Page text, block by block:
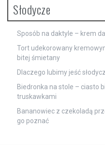
Słodycze
Sposób na daktyle – krem
Tort udekorowany
bitej śmietany
Dlaczego lubimy jeść
Biedronka na stole – ciasto
truskawkami
Bananowiec z czekoladą
go poznać